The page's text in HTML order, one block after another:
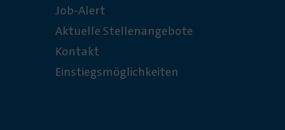
Job-Alert
Aktuelle Stellenangebote
Kontakt
Einstiegsmöglichkeiten